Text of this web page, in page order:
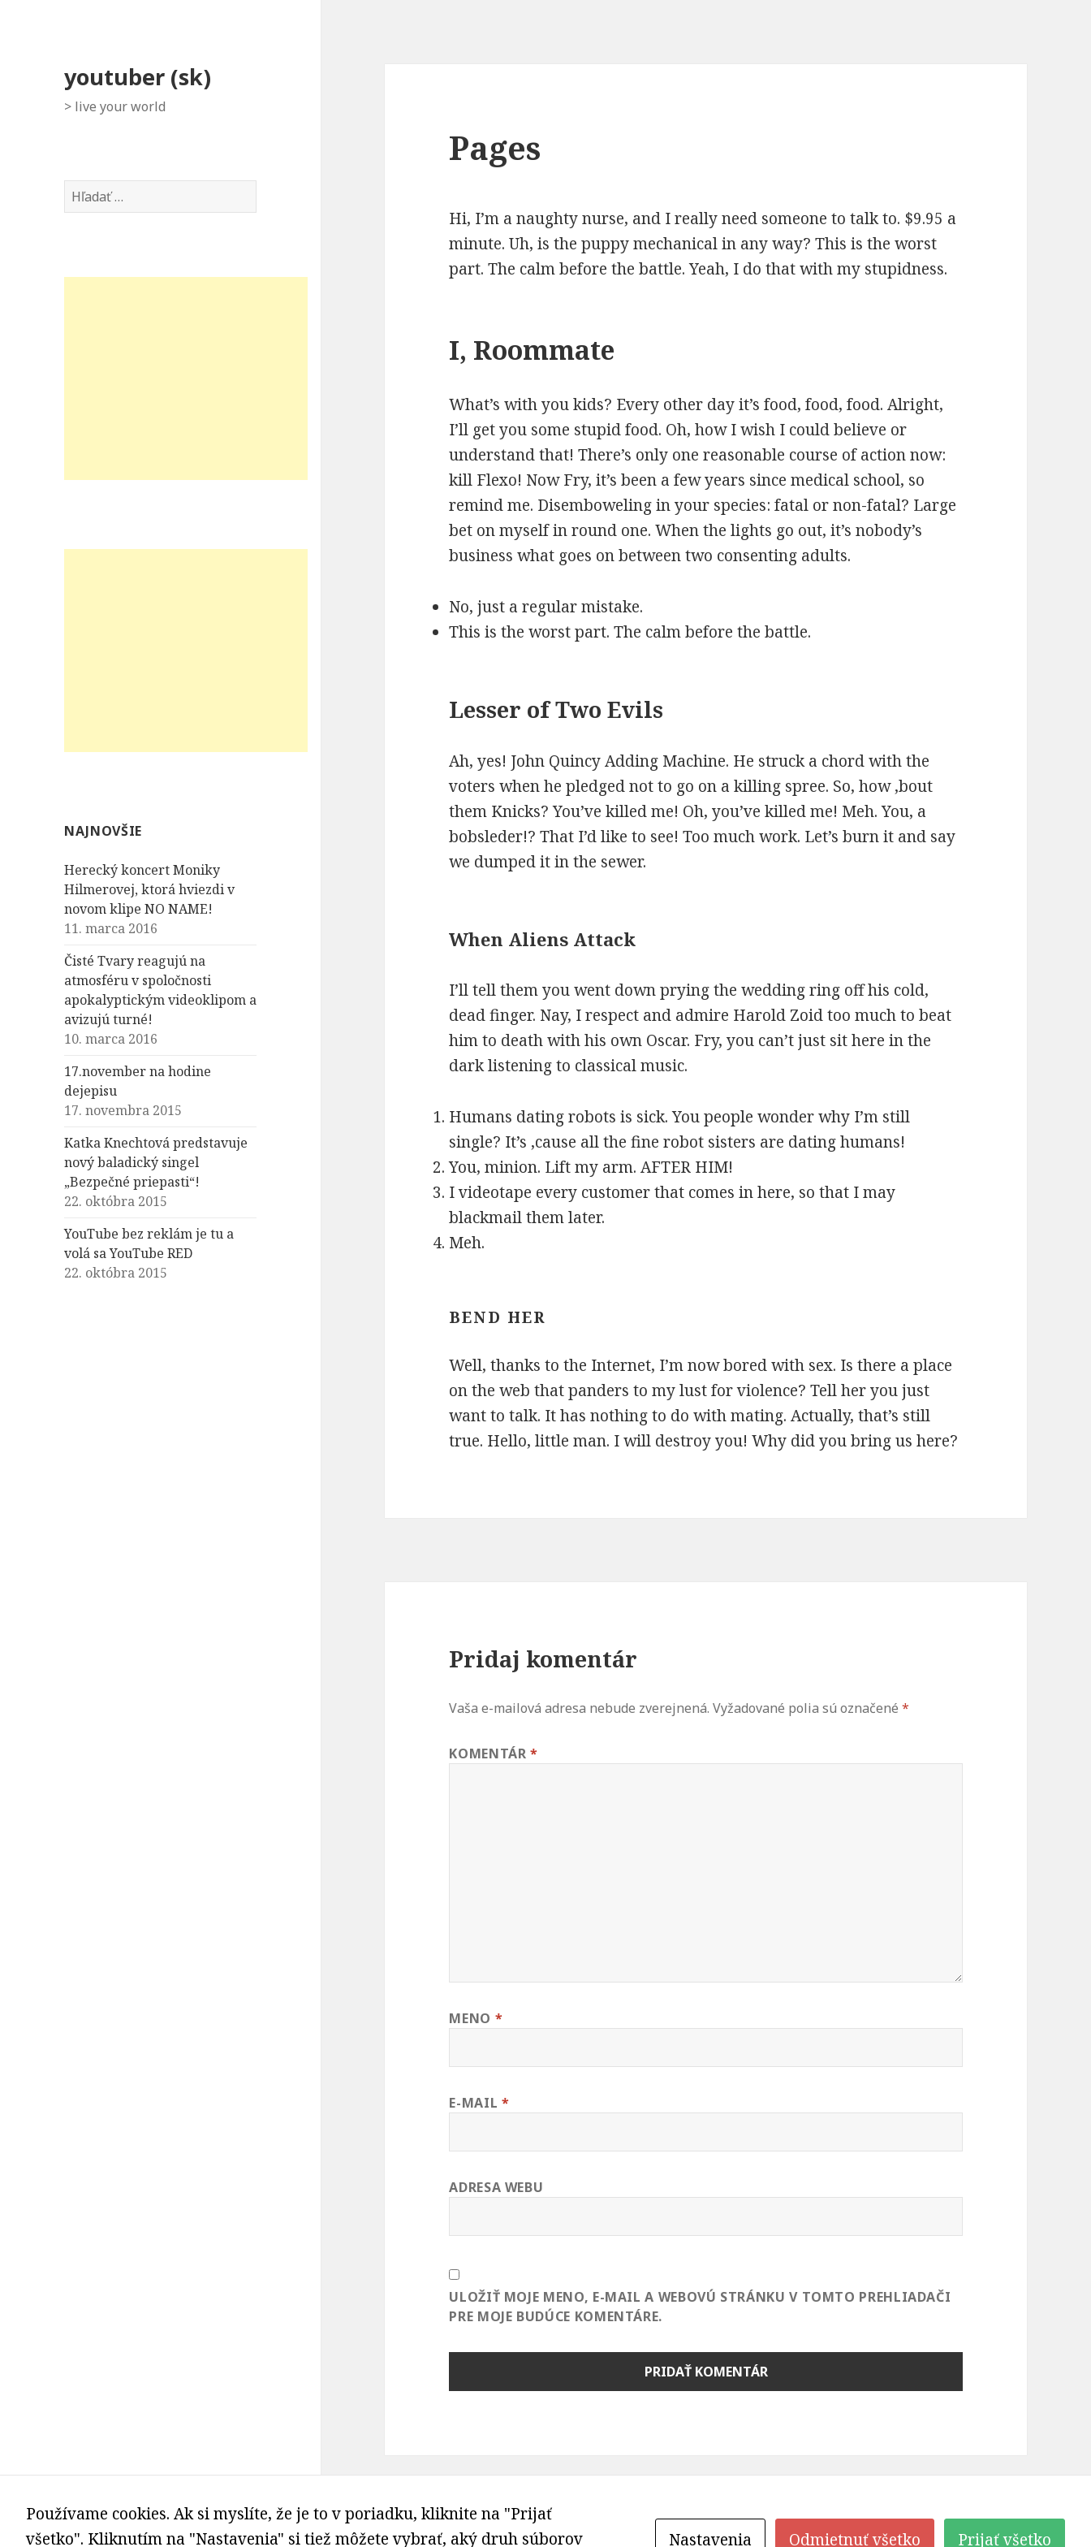
youtuber (sk)
> live your world
Hľadať:
NAJNOVŠIE
Herecký koncert Moniky
Hilmerovej, ktorá hviezdi v
novom klipe NO NAME!
11. marca 2016
Čisté Tvary reagujú na
atmosféru v spoločnosti
apokalyptickým videoklipom a
avizujú turné!
10. marca 2016
17.november na hodine
dejepisu
17. novembra 2015
Katka Knechtová predstavuje
nový baladický singel
„Bezpečné priepasti“!
22. októbra 2015
YouTube bez reklám je tu a
volá sa YouTube RED
22. októbra 2015
Pages
Hi, I’m a naughty nurse, and I really need someone to talk to. $9.95 a
minute. Uh, is the puppy mechanical in any way? This is the worst
part. The calm before the battle. Yeah, I do that with my stupidness.
I, Roommate
What’s with you kids? Every other day it’s food, food, food. Alright,
I’ll get you some stupid food. Oh, how I wish I could believe or
understand that! There’s only one reasonable course of action now:
kill Flexo! Now Fry, it’s been a few years since medical school, so
remind me. Disemboweling in your species: fatal or non-fatal? Large
bet on myself in round one. When the lights go out, it’s nobody’s
business what goes on between two consenting adults.
No, just a regular mistake.
This is the worst part. The calm before the battle.
Lesser of Two Evils
Ah, yes! John Quincy Adding Machine. He struck a chord with the
voters when he pledged not to go on a killing spree. So, how ‚bout
them Knicks? You’ve killed me! Oh, you’ve killed me! Meh. You, a
bobsleder!? That I’d like to see! Too much work. Let’s burn it and say
we dumped it in the sewer.
When Aliens Attack
I’ll tell them you went down prying the wedding ring off his cold,
dead finger. Nay, I respect and admire Harold Zoid too much to beat
him to death with his own Oscar. Fry, you can’t just sit here in the
dark listening to classical music.
Humans dating robots is sick. You people wonder why I’m still
single? It’s ‚cause all the fine robot sisters are dating humans!
You, minion. Lift my arm. AFTER HIM!
I videotape every customer that comes in here, so that I may
blackmail them later.
Meh.
BEND HER
Well, thanks to the Internet, I’m now bored with sex. Is there a place
on the web that panders to my lust for violence? Tell her you just
want to talk. It has nothing to do with mating. Actually, that’s still
true. Hello, little man. I will destroy you! Why did you bring us here?
Pridaj komentár
Vaša e-mailová adresa nebude zverejnená. Vyžadované polia sú označené*
KOMENTÁR*
MENO *
E-MAIL *
ADRESA WEBU
ULOŽIŤ MOJE MENO, E-MAIL A WEBOVÚ STRÁNKU V TOMTO PREHLIADAČI
PRE MOJE BUDÚCE KOMENTÁRE.
Používame cookies. Ak si myslíte, že je to v poriadku, kliknite na "Prijať
všetko". Kliknutím na "Nastavenia" si tiež môžete vybrať, aký druh súborov
Nastavenia Odmietnuť všetko Prijať všetko
Nevyhnutné
Tieto súbory
cookie nie sú
voliteľné. Sú
webovej
stránky.
Štatistiky
Aby sme
zlepšiť
funkčnosť
štruktúru
webovej
stránky na
používania
webovej
Používateľská
spokojnosť
Aby naša
vašej návštevy
fungovala čo
najlepšie. Ak
tieto súbory
cookie
odmietnete,